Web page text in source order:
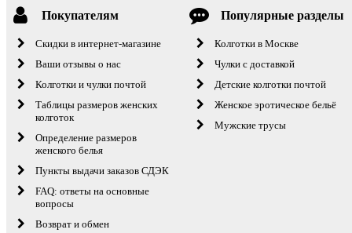
Покупателям
Скидки в интернет-магазине
Ваши отзывы о нас
Колготки и чулки почтой
Таблицы размеров женских
колготок
Определение размеров
женского белья
Пункты выдачи заказов СДЭК
FAQ: ответы на основные
вопросы
Возврат и обмен
Популярные разделы
Колготки в Москве
Чулки с доставкой
Детские колготки почтой
Женское эротическое бельё
Мужские трусы